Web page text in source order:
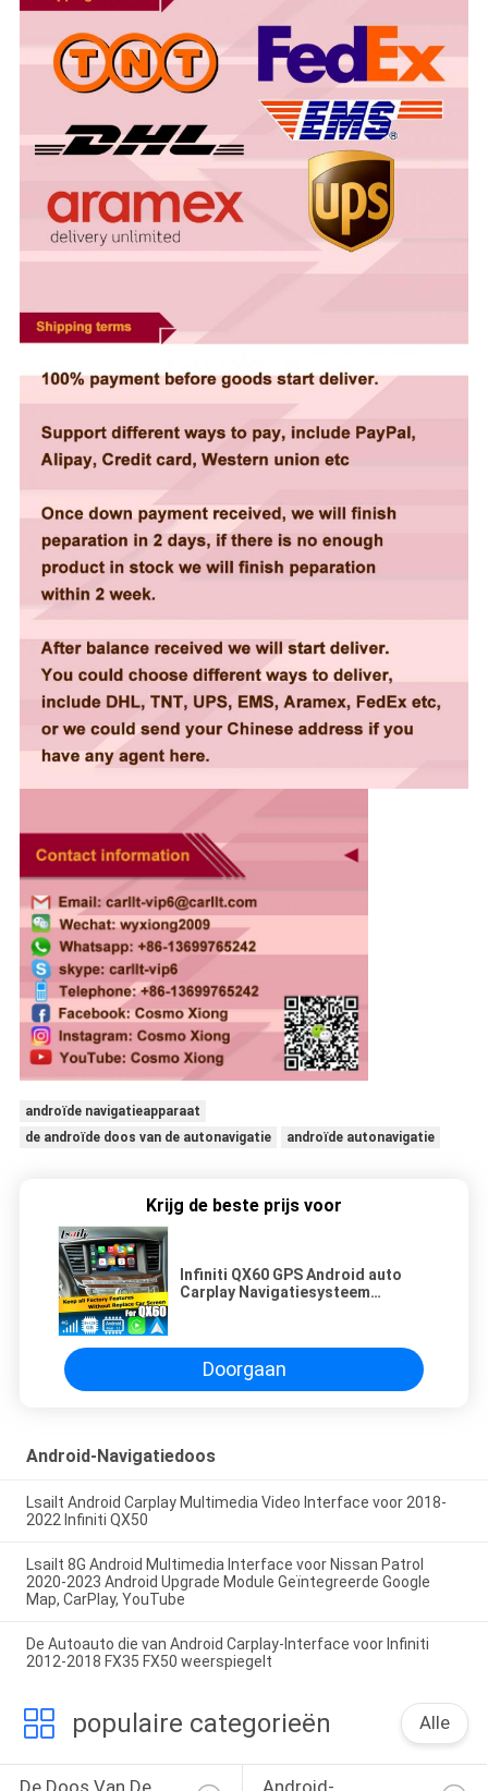
androïde navigatieapparaat
de androïde doos van de autonavigatie
androïde autonavigatie
Krijg de beste prijs voor
Infiniti QX60 GPS Android auto
Carplay Navigatiesysteem
Doorgaan
Android-Navigatiedoos
Lsailt Android Carplay Multimedia Video Interface voor 2018-
2022 Infiniti QX50
Lsailt 8G Android Multimedia Interface voor Nissan Patrol
2020-2023 Android Upgrade Module Geïntegreerde Google
Map, CarPlay, YouTube
De Autoauto die van Android Carplay-Interface voor Infiniti
2012-2018 FX35 FX50 weerspiegelt
populaire categorieën Alle